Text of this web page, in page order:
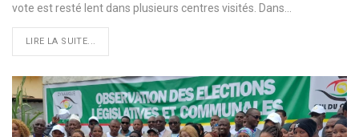
vote est resté lent dans plusieurs centres visités. Dans…
LIRE LA SUITE...